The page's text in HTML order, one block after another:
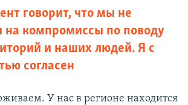
говорит, что мы не
на компромиссы по поводу
и наших людей. Я с
согласен
У нас в регионе находится